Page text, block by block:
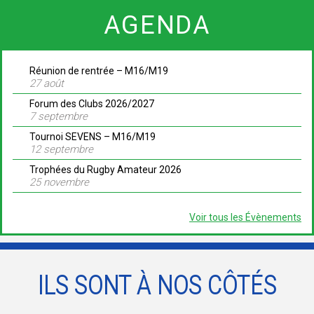
AGENDA
Réunion de rentrée – M16/M19
27 août
Forum des Clubs 2026/2027
7 septembre
Tournoi SEVENS – M16/M19
12 septembre
Trophées du Rugby Amateur 2026
25 novembre
Voir tous les Évènements
ILS SONT À NOS CÔTÉS